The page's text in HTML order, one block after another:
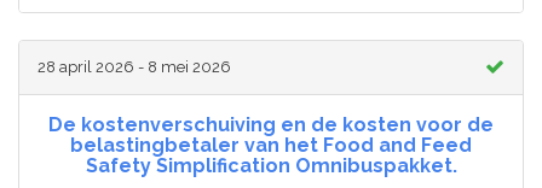
28 april 2026 - 8 mei 2026
De kostenverschuiving en de kosten voor de
belastingbetaler van het Food and Feed
Safety Simplification Omnibuspakket.